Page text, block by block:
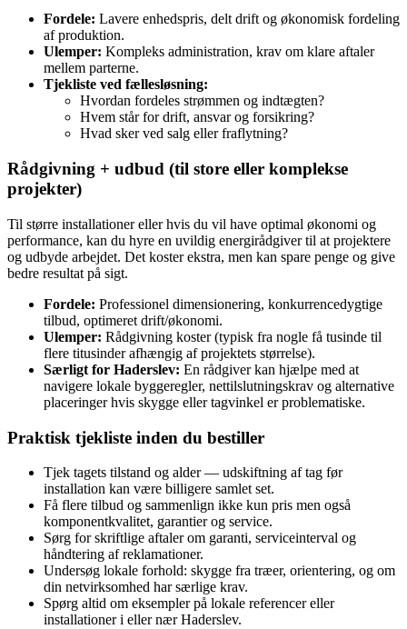
Fordele: Lavere enhedspris, delt drift og økonomisk fordeling
af produktion.
Ulemper: Kompleks administration, krav om klare aftaler
mellem parterne.
Tjekliste ved fællesløsning:
Hvordan fordeles strømmen og indtægten?
Hvem står for drift, ansvar og forsikring?
Hvad sker ved salg eller fraflytning?
Rådgivning + udbud (til store eller komplekse
projekter)
Til større installationer eller hvis du vil have optimal økonomi og
performance, kan du hyre en uvildig energirådgiver til at projektere
og udbyde arbejdet. Det koster ekstra, men kan spare penge og give
bedre resultat på sigt.
Fordele: Professionel dimensionering, konkurrencedygtige
tilbud, optimeret drift/økonomi.
Ulemper: Rådgivning koster (typisk fra nogle få tusinde til
flere titusinder afhængig af projektets størrelse).
Særligt for Haderslev: En rådgiver kan hjælpe med at
navigere lokale byggeregler, nettilslutningskrav og alternative
placeringer hvis skygge eller tagvinkel er problematiske.
Praktisk tjekliste inden du bestiller
Tjek tagets tilstand og alder — udskiftning af tag før
installation kan være billigere samlet set.
Få flere tilbud og sammenlign ikke kun pris men også
komponentkvalitet, garantier og service.
Sørg for skriftlige aftaler om garanti, serviceinterval og
håndtering af reklamationer.
Undersøg lokale forhold: skygge fra træer, orientering, og om
din netvirksomhed har særlige krav.
Spørg altid om eksempler på lokale referencer eller
installationer i eller nær Haderslev.